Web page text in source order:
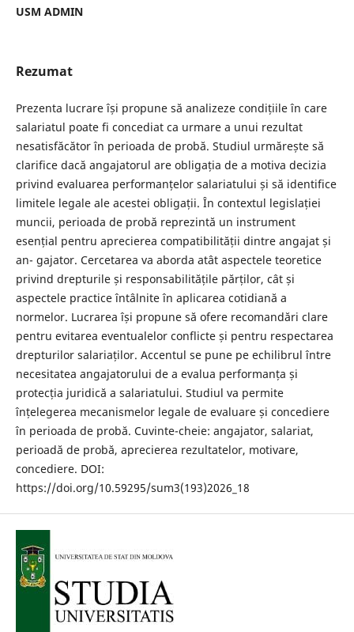
USM ADMIN
Rezumat
Prezenta lucrare își propune să analizeze condițiile în care
salariatul poate fi concediat ca urmare a unui rezultat
nesatisfăcător în perioada de probă. Studiul urmărește să
clarifice dacă angajatorul are obligația de a motiva decizia
privind evaluarea performanțelor salariatului și să identifice
limitele legale ale acestei obligații. În contextul legislației
muncii, perioada de probă reprezintă un instrument
esențial pentru aprecierea compatibilității dintre angajat și
an- gajator. Cercetarea va aborda atât aspectele teoretice
privind drepturile și responsabilitățile părților, cât și
aspectele practice întâlnite în aplicarea cotidiană a
normelor. Lucrarea își propune să ofere recomandări clare
pentru evitarea eventualelor conflicte și pentru respectarea
drepturilor salariaților. Accentul se pune pe echilibrul între
necesitatea angajatorului de a evalua performanța și
protecția juridică a salariatului. Studiul va permite
înțelegerea mecanismelor legale de evaluare și concediere
în perioada de probă. Cuvinte-cheie: angajator, salariat,
perioadă de probă, aprecierea rezultatelor, motivare,
concediere. DOI:
https://doi.org/10.59295/sum3(193)2026_18